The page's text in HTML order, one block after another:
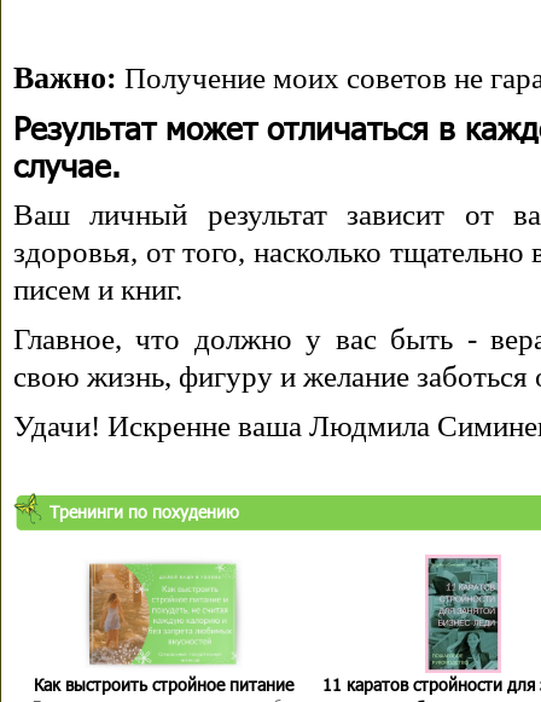
Важно: Получение моих советов не
Результат может отличаться в
случае.
Ваш личный результат зависит от
здоровья, от того, насколько
писем и книг.
Главное, что должно у вас быть -
свою жизнь, фигуру и желание заботься
Удачи! Искренне ваша Людмила
Тренинги по похудению
Как выстроить стройное питание
11 каратов стройности для